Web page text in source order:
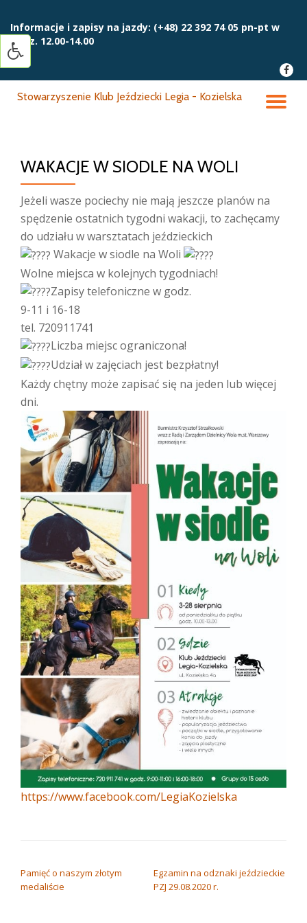
Przejdź
do
treści
Informacje i zapisy na jazdy: (+48) 22 392 74 05 pn-pt w
godz. 12.00-14.00
fa-
Stowarzyszenie Klub Jeździecki Legia - Kozielska
WAKACJE W SIODLE NA WOLI
Jeżeli wasze pociechy nie mają jeszcze planów na
spędzenie ostatnich tygodni wakacji, to zachęcamy
do udziału w warsztatach jeździeckich
Wakacje w siodle na Woli
Wolne miejsca w kolejnych tygodniach!
Zapisy telefoniczne w godz.
9-11 i 16-18
tel. 720911741
Liczba miejsc ograniczona!
Udział w zajęciach jest bezpłatny!
Każdy chętny może zapisać się na jeden lub więcej
dni.
https://www.facebook.com/LegiaKozielska
Pamięć o naszym złotym
medaliście
Egzamin na odznaki jeździeckie
PZJ 29.08.2020 r.